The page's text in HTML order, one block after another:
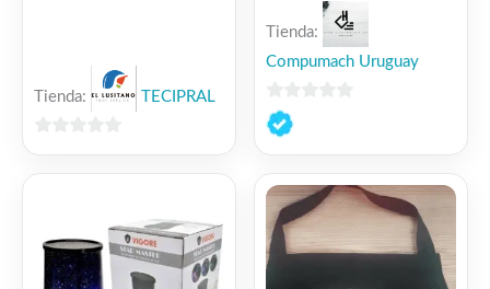
Tienda: TECIPRAL
Tienda:
Compumach Uruguay
0
de